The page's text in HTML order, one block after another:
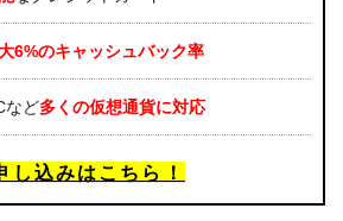
6%のキャッシュバック率
など多くの仮想通貨に対応
し込みはこちら！